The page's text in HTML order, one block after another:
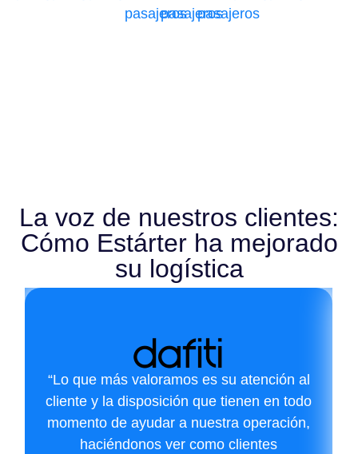
pasajerospasajerospasajeros
La voz de nuestros clientes:
Cómo Estárter ha mejorado
su logística
“Lo que más valoramos es su atención al
cliente y la disposición que tienen en todo
momento de ayudar a nuestra operación,
haciéndonos ver como clientes